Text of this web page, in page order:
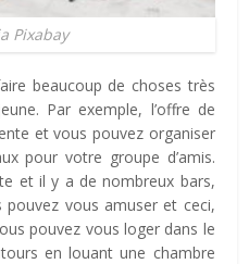
Pixabay
beaucoup de choses très
Par exemple, l’offre de
et vous pouvez organiser
pour votre groupe d’amis.
et il y a de nombreux bars,
vous amuser et ceci,
pouvez vous loger dans le
en louant une chambre